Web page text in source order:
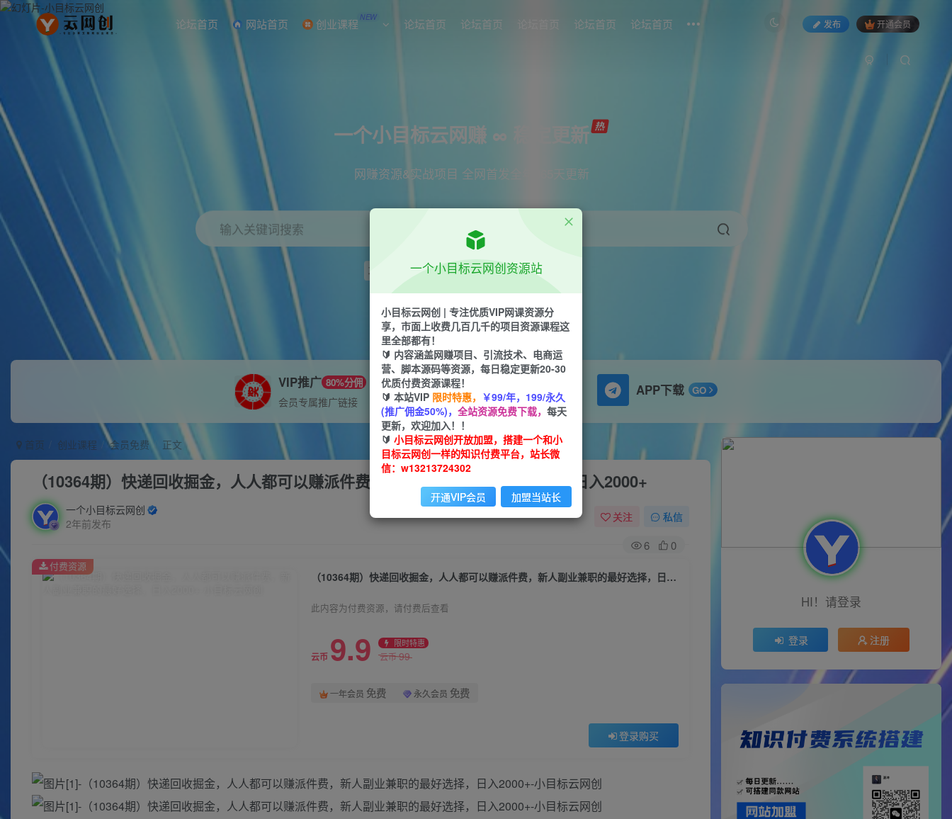
论坛首页 网站首页 创业课程 NEW 论坛首页 论坛首页 论坛首页 论坛首页 论坛首页 发布 开通会员
一个小目标云网赚 ∞ 稳定更新
网赚资源&实战项目 全网首发全年365天更新
输入关键词搜索
项目 引流 短视频 抖音 剪辑 小红书
VIP推广 80%分佣
会员专属推广链接
APP下载 GO
首页 创业课程 会员免费 正文
（10364期）快递回收掘金，人人都可以赚派件费，新人副业兼职的最好选择，日入2000+
一个小目标云网创
2年前发布
关注 私信
6 0
（10364期）快递回收掘金，人人都可以赚派件费，新人副业兼职的最好选择，日入2000+
此内容为付费资源，请付费后查看
云币 9.9 限时特惠
云币99
一年会员 免费 永久会员 免费
登录购买
付费资源
HI！请登录
登录 注册
一个小目标云网创资源站
小目标云网创 | 专注优质VIP网课资源分
享，市面上收费几百几千的项目资源课程这
里全部都有！
🔰 内容涵盖网赚项目、引流技术、电商运
营、脚本源码等资源，每日稳定更新20-30
优质付费资源课程！
🔰 本站VIP 限时特惠， ￥99/年，199/永久
(推广佣金50%)， 全站资源免费下载， 每天
更新，欢迎加入！！
🔰 小目标云网创开放加盟，搭建一个和小
目标云网创一样的知识付费平台，站长微
信：w13213724302
开通VIP会员 加盟当站长